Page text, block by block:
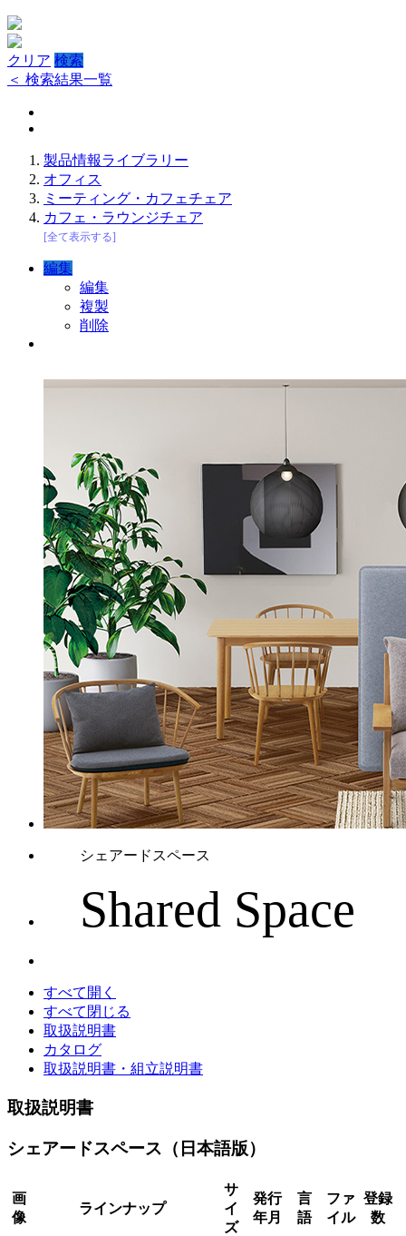
クリア 検索
＜ 検索結果一覧
製品情報ライブラリー
オフィス
ミーティング・カフェチェア
カフェ・ラウンジチェア
[全て表示する]
編集
編集
複製
削除
シェアードスペース
Shared Space
すべて開く
すべて閉じる
取扱説明書
カタログ
取扱説明書・組立説明書
取扱説明書
シェアードスペース（日本語版）
画
像
ラインナップ
サ
イ
ズ
発行
年月
言
語
ファ
イル
登録
数